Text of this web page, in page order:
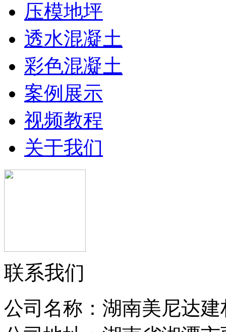
压模地坪
透水混凝土
彩色混凝土
案例展示
视频教程
关于我们
联系我们
公司名称：湖南美尼达